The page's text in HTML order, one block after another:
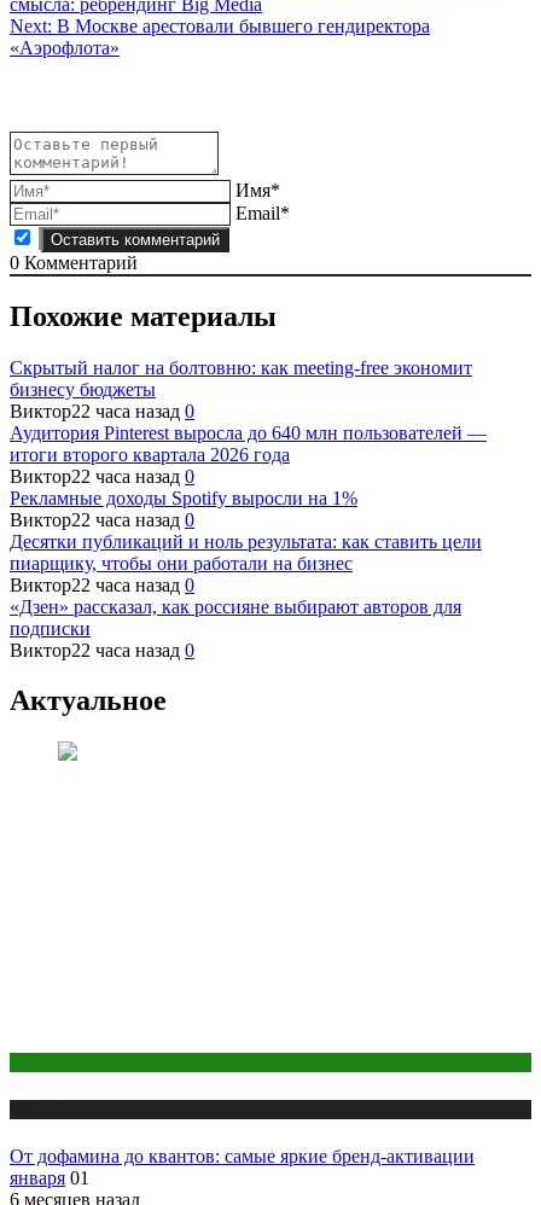
по
записям
Next: В Москве арестовали бывшего гендиректора
«Аэрофлота»
Имя*
Email*
0 Комментарий
Похожие материалы
Скрытый налог на болтовню: как meeting-free экономит
бизнесу бюджеты
Виктор22 часа назад 0
Аудитория Pinterest выросла до 640 млн пользователей —
итоги второго квартала 2026 года
Виктор22 часа назад 0
Рекламные доходы Spotify выросли на 1%
Виктор22 часа назад 0
Десятки публикаций и ноль результата: как ставить цели
пиарщику, чтобы они работали на бизнес
Виктор22 часа назад 0
«Дзен» рассказал, как россияне выбирают авторов для
подписки
Виктор22 часа назад 0
Актуальное
От дофамина до квантов: самые яркие бренд-активации
января 01
6 месяцев назад